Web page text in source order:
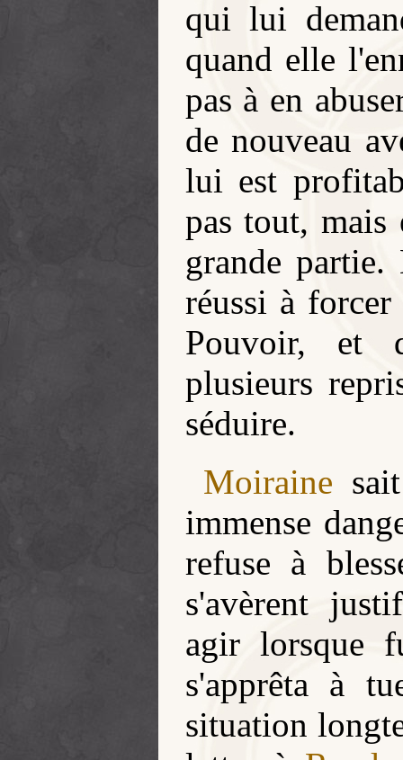
qui lui
quand elle
pas à en
de nouveau
lui est
pas tout,
grande
réussi à forcer
Pouvoir, et
plusieurs
séduire.
Moiraine
immense
refuse à
s'avèrent
agir lorsque
s'apprêta à
situation